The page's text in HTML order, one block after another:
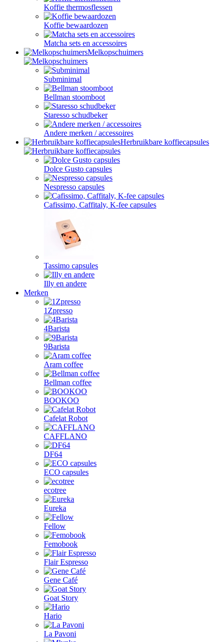
Koffie thermosflessen
Koffie bewaardozen
Matcha sets en accessoires
Melkopschuimers
Subminimal
Bellman stoomboot
Staresso schudbeker
Andere merken / accessoires
Herbruikbare koffiecapsules
Dolce Gusto capsules
Nespresso capsules
Cafissimo, Caffitaly, K-fee capsules
Tassimo capsules
Illy en andere
Merken
1Zpresso
4Barista
9Barista
Aram coffee
Bellman coffee
BOOKOO
Cafelat Robot
CAFFLANO
DF64
ECO capsules
ecotree
Eureka
Fellow
Femobook
Flair Espresso
Gene Café
Goat Story
Hario
La Pavoni